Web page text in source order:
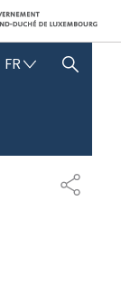
FRF
A
AFFICHER / MASQUER LA RECHERCHE
P
A